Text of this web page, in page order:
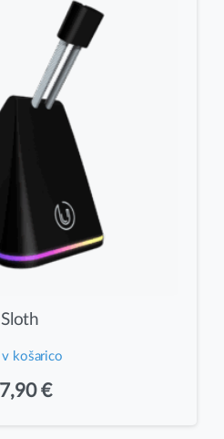
Sloth
v košarico
€